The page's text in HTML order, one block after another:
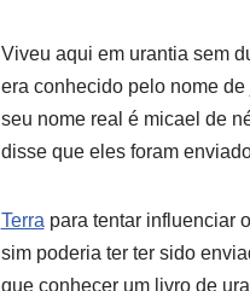
Viveu aqui em urantia sem
era conhecido pelo nome
seu nome real é micael de
disse que eles foram
Terra para tentar influenciar
sim poderia ter ter sido
que conhecer um livro de